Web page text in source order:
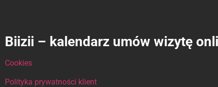
Biizii – kalendarz umów wizytę
Cookies
Polityka prywatności klient